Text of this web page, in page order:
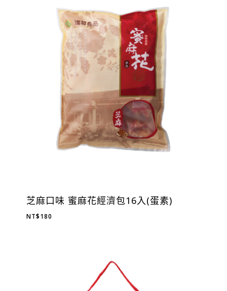
芝麻口味 蜜麻花經濟包16入(蛋素)
NT$180